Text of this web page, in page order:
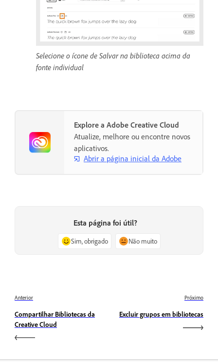
Selecione o ícone de Salvar na biblioteca acima da
fonte individual
Explore a Adobe Creative Cloud
Atualize, melhore ou encontre novos
aplicativos.
Abrir a página inicial da Adobe
Esta página foi útil?
Sim, obrigado Não muito
Anterior
Compartilhar Bibliotecas da
Creative Cloud
Próximo
Excluir grupos em bibliotecas